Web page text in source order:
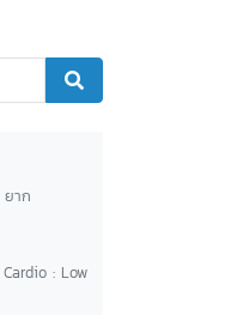
ยาก
Cardio : Low